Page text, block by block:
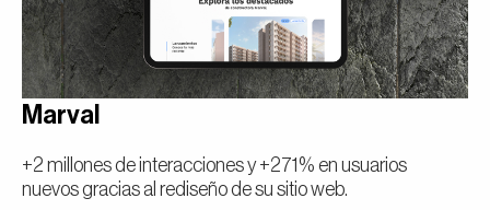
Marval
+2 millones de interacciones y +271% en usuarios
nuevos gracias al rediseño de su sitio web.